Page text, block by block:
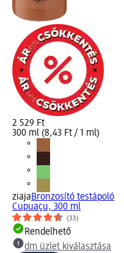
2 529 Ft
300 ml (8,43 Ft / 1 ml)
ziajaBronzosító testápoló
Cupuaçu, 300 ml
(33)
Rendelhető
dm üzlet kiválasztása